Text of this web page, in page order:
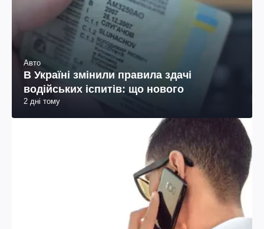
Авто
В Україні змінили правила здачі
водійських іспитів: що нового
2 дні тому